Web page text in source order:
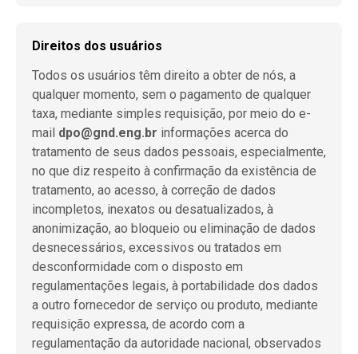
Direitos dos usuários
Todos os usuários têm direito a obter de nós, a
qualquer momento, sem o pagamento de qualquer
taxa, mediante simples requisição, por meio do e-
mail dpo@gnd.eng.br informações acerca do
tratamento de seus dados pessoais, especialmente,
no que diz respeito à confirmação da existência de
tratamento, ao acesso, à correção de dados
incompletos, inexatos ou desatualizados, à
anonimização, ao bloqueio ou eliminação de dados
desnecessários, excessivos ou tratados em
desconformidade com o disposto em
regulamentações legais, à portabilidade dos dados
a outro fornecedor de serviço ou produto, mediante
requisição expressa, de acordo com a
regulamentação da autoridade nacional, observados